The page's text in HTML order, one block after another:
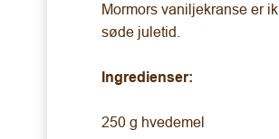
Mormors vaniljekranse er
søde juletid.
Ingredienser:
250 g hvedemel